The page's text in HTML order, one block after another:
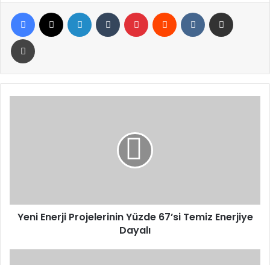
Facebook LinkedIn Tumblr Pinterest Reddit VKontakte
Yazdır
Yeni Enerji Projelerinin Yüzde 67’si Temiz Enerjiye
Dayalı